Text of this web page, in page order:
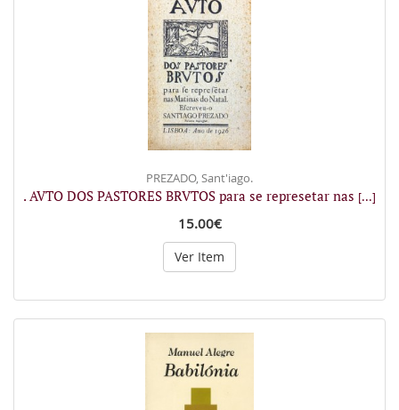
PREZADO, Sant'iago.
. AVTO DOS PASTORES BRVTOS para se represetar nas [...]
15.00€
Ver Item